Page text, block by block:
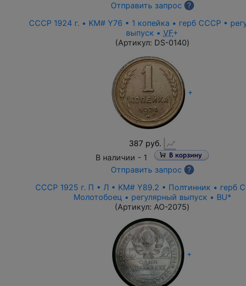
Отправить запрос
?
СССР 1924 г. • KM# Y76 • 1 копейка • герб СССР •
выпуск • VF+
(Артикул: DS-0140)
+
387 руб.
В наличии - 1
Отправить запрос
?
СССР 1925 г. П • Л • KM# Y89.2 • Полтинник • герб
Молотобоец • регулярный выпуск • BU*
(Артикул: AO-2075)
+